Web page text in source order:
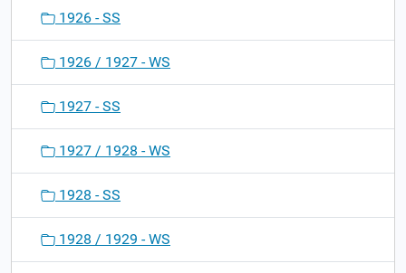
1926 - SS
1926 / 1927 - WS
1927 - SS
1927 / 1928 - WS
1928 - SS
1928 / 1929 - WS